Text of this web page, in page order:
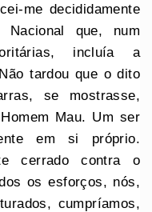
me decididamente
Nacional que, num
incluía a
tardou que o dito
se mostrasse,
Mau. Um ser
em si próprio.
cerrado contra o
os esforços, nós,
cumpríamos,